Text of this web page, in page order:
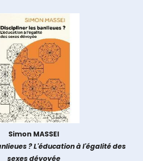
Simon MASSEI
? L'éducation à l'égalité des
sexes dévoyée